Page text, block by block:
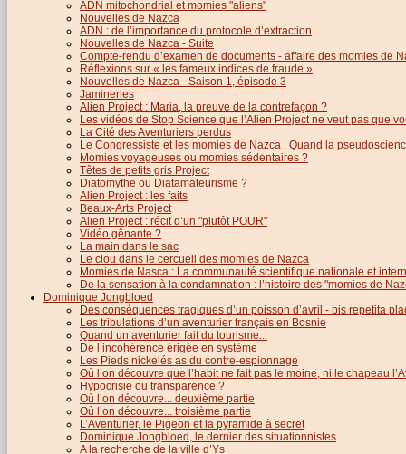
ADN mitochondrial et momies "aliens"
Nouvelles de Nazca
ADN : de l’importance du protocole d’extraction
Nouvelles de Nazca - Suite
Compte-rendu d’examen de documents - affaire des momies de
Réflexions sur « les fameux indices de fraude »
Nouvelles de Nazca - Saison 1, épisode 3
Jamineries
Alien Project : Maria, la preuve de la contrefaçon ?
Les vidéos de Stop Science que l’Alien Project ne veut pas que
La Cité des Aventuriers perdus
Le Congressiste et les momies de Nazca : Quand la
Momies voyageuses ou momies sédentaires ?
Têtes de petits gris Project
Diatomythe ou Diatamateurisme ?
Alien Project : les faits
Beaux-Arts Project
Alien Project : récit d’un "plutôt POUR"
Vidéo gênante ?
La main dans le sac
Le clou dans le cercueil des momies de Nazca
Momies de Nasca : La communauté scientifique nationale et
De la sensation à la condamnation : l’histoire des "momies de
Dominique Jongbloed
Des conséquences tragiques d’un poisson d’avril - bis repetita
Les tribulations d’un aventurier français en Bosnie
Quand un aventurier fait du tourisme...
De l’incohérence érigée en système
Les Pieds nickelés as du contre-espionnage
Où l’on découvre que l’habit ne fait pas le moine, ni le chapeau
Hypocrisie ou transparence ?
Où l’on découvre... deuxième partie
Où l’on découvre... troisième partie
L’Aventurier, le Pigeon et la pyramide à secret
Dominique Jongbloed, le dernier des situationnistes
A la recherche de la ville d’Ys